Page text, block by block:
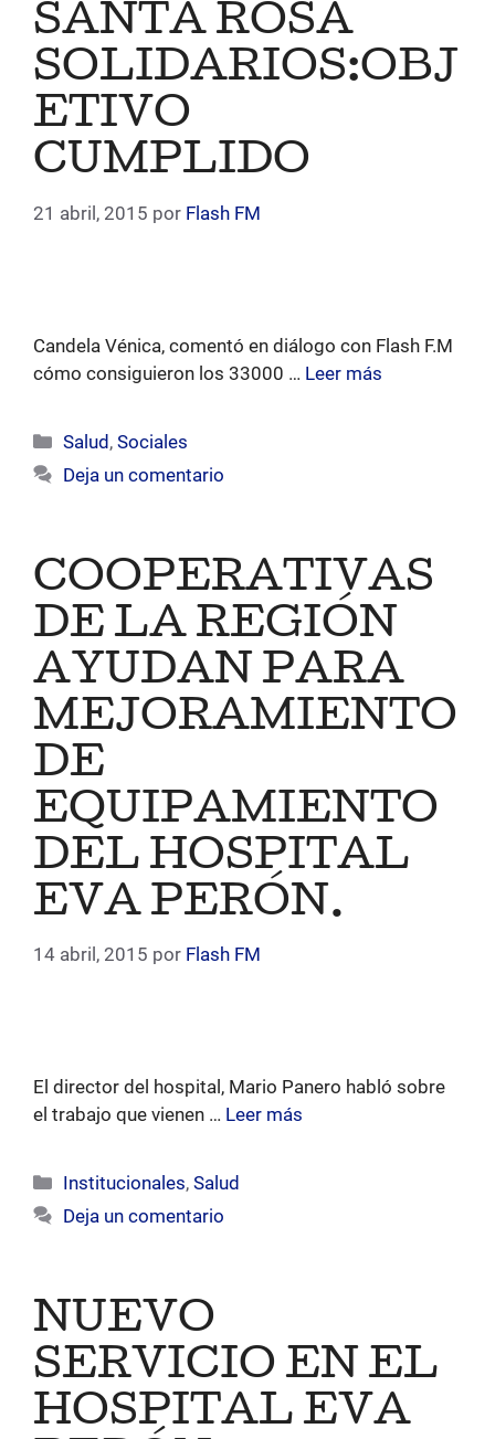
SANTA ROSA
SOLIDARIOS:OBJ
ETIVO
CUMPLIDO
21 abril, 2015 por Flash FM
Candela Vénica, comentó en diálogo con Flash F.M
cómo consiguieron los 33000 … Leer más
Categorías
Salud,Sociales
Deja un comentario
COOPERATIVAS
DE LA REGIÓN
AYUDAN PARA
MEJORAMIENTO
DE
EQUIPAMIENTO
DEL HOSPITAL
EVA PERÓN.
14 abril, 2015 por Flash FM
El director del hospital, Mario Panero habló sobre
el trabajo que vienen … Leer más
Categorías
Institucionales,Salud
Deja un comentario
NUEVO
SERVICIO EN EL
HOSPITAL EVA